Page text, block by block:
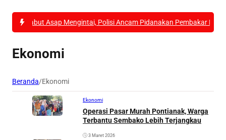
Kabut Asap Mengintai, Polisi Ancam Pidanakan Pembakar Lahan di
Ekonomi
Beranda/Ekonomi
Ekonomi
Operasi Pasar Murah Pontianak, Warga
Terbantu Sembako Lebih Terjangkau
3 Maret 2026